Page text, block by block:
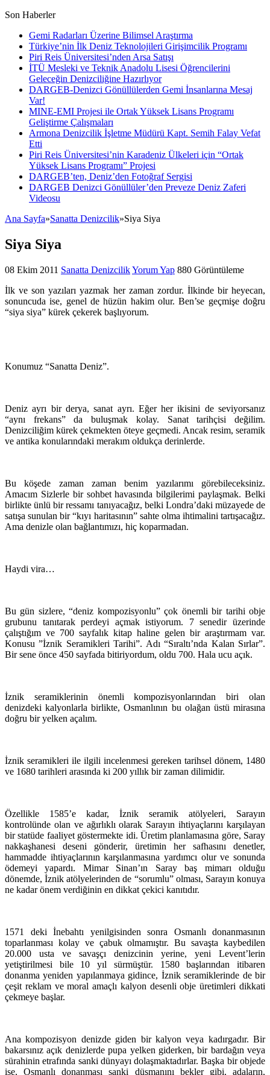
Son Haberler
Gemi Radarları Üzerine Bilimsel Araştırma
Türkiye’nin İlk Deniz Teknolojileri Girişimcilik Programı
Piri Reis Üniversitesi’nden Arsa Satışı
İTÜ Mesleki ve Teknik Anadolu Lisesi Öğrencilerini
Geleceğin Denizciliğine Hazırlıyor
DARGEB-Denizci Gönüllülerden Gemi İnsanlarına Mesaj
Var!
MINE-EMI Projesi ile Ortak Yüksek Lisans Programı
Geliştirme Çalışmaları
Armona Denizcilik İşletme Müdürü Kapt. Semih Falay Vefat
Etti
Piri Reis Üniversitesi’nin Karadeniz Ülkeleri için “Ortak
Yüksek Lisans Programı” Projesi
DARGEB’ten, Deniz’den Fotoğraf Sergisi
DARGEB Denizci Gönüllüler’den Preveze Deniz Zaferi
Videosu
Ana Sayfa»Sanatta Denizcilik»Siya Siya
Siya Siya
08 Ekim 2011 Sanatta DenizcilikYorum Yap 880 Görüntüleme
İlk ve son yazıları yazmak her zaman zordur. İlkinde bir heyecan,
sonuncuda ise, genel de hüzün hakim olur. Ben’se geçmişe doğru
“siya siya” kürek çekerek başlıyorum.
Konumuz “Sanatta Deniz”.
Deniz ayrı bir derya, sanat ayrı. Eğer her ikisini de seviyorsanız
“aynı frekans” da buluşmak kolay. Sanat tarihçisi değilim.
Denizciliğim kürek çekmekten öteye geçmedi. Ancak resim, seramik
ve antika konularındaki merakım oldukça derinlerde.
Bu köşede zaman zaman benim yazılarımı görebileceksiniz.
Amacım Sizlerle bir sohbet havasında bilgilerimi paylaşmak. Belki
birlikte ünlü bir ressamı tanıyacağız, belki Londra’daki müzayede de
satışa sunulan bir “kıyı haritasının” sahte olma ihtimalini tartışacağız.
Ama denizle olan bağlantımızı, hiç koparmadan.
Haydi vira…
Bu gün sizlere, “deniz kompozisyonlu” çok önemli bir tarihi obje
grubunu tanıtarak perdeyi açmak istiyorum. 7 senedir üzerinde
çalıştığım ve 700 sayfalık kitap haline gelen bir araştırmam var.
Konusu ”İznik Seramikleri Tarihi”. Adı “Sıraltı’nda Kalan Sırlar”.
Bir sene önce 450 sayfada bitiriyordum, oldu 700. Hala ucu açık.
İznik seramiklerinin önemli kompozisyonlarından biri olan
denizdeki kalyonlarla birlikte, Osmanlının bu olağan üstü mirasına
doğru bir yelken açalım.
İznik seramikleri ile ilgili incelenmesi gereken tarihsel dönem, 1480
ve 1680 tarihleri arasında ki 200 yıllık bir zaman dilimidir.
Özellikle 1585’e kadar, İznik seramik atölyeleri, Sarayın
kontrolünde olan ve ağırlıklı olarak Sarayın ihtiyaçlarını karşılayan
bir statüde faaliyet göstermekte idi. Üretim planlamasına göre, Saray
nakkaşhanesi deseni gönderir, üretimin her safhasını denetler,
hammadde ihtiyaçlarının karşılanmasına yardımcı olur ve sonunda
ödemeyi yapardı. Mimar Sinan’ın Saray baş mimarı olduğu
dönemde, İznik atölyelerinden de “sorumlu” olması, Sarayın konuya
ne kadar önem verdiğinin en dikkat çekici kanıtıdır.
1571 deki İnebahtı yenilgisinden sonra Osmanlı donanmasının
toparlanması kolay ve çabuk olmamıştır. Bu savaşta kaybedilen
20.000 usta ve savaşçı denizcinin yerine, yeni Levent’lerin
yetiştirilmesi bile 10 yıl sürmüştür. 1580 başlarından itibaren
donanma yeniden yapılanmaya gidince, İznik seramiklerinde de bir
çeşit reklam ve moral amaçlı kalyon desenli obje üretimleri dikkati
çekmeye başlar.
Ana kompozisyon denizde giden bir kalyon veya kadırgadır. Bir
bakarsınız açık denizlerde pupa yelken giderken, bir bardağın veya
sürahinin etrafında sanki dünyayı dolaşmaktadırlar. Başka bir objede
ise, Osmanlı donanması sanki düşmanını bekler gibi, adaların,